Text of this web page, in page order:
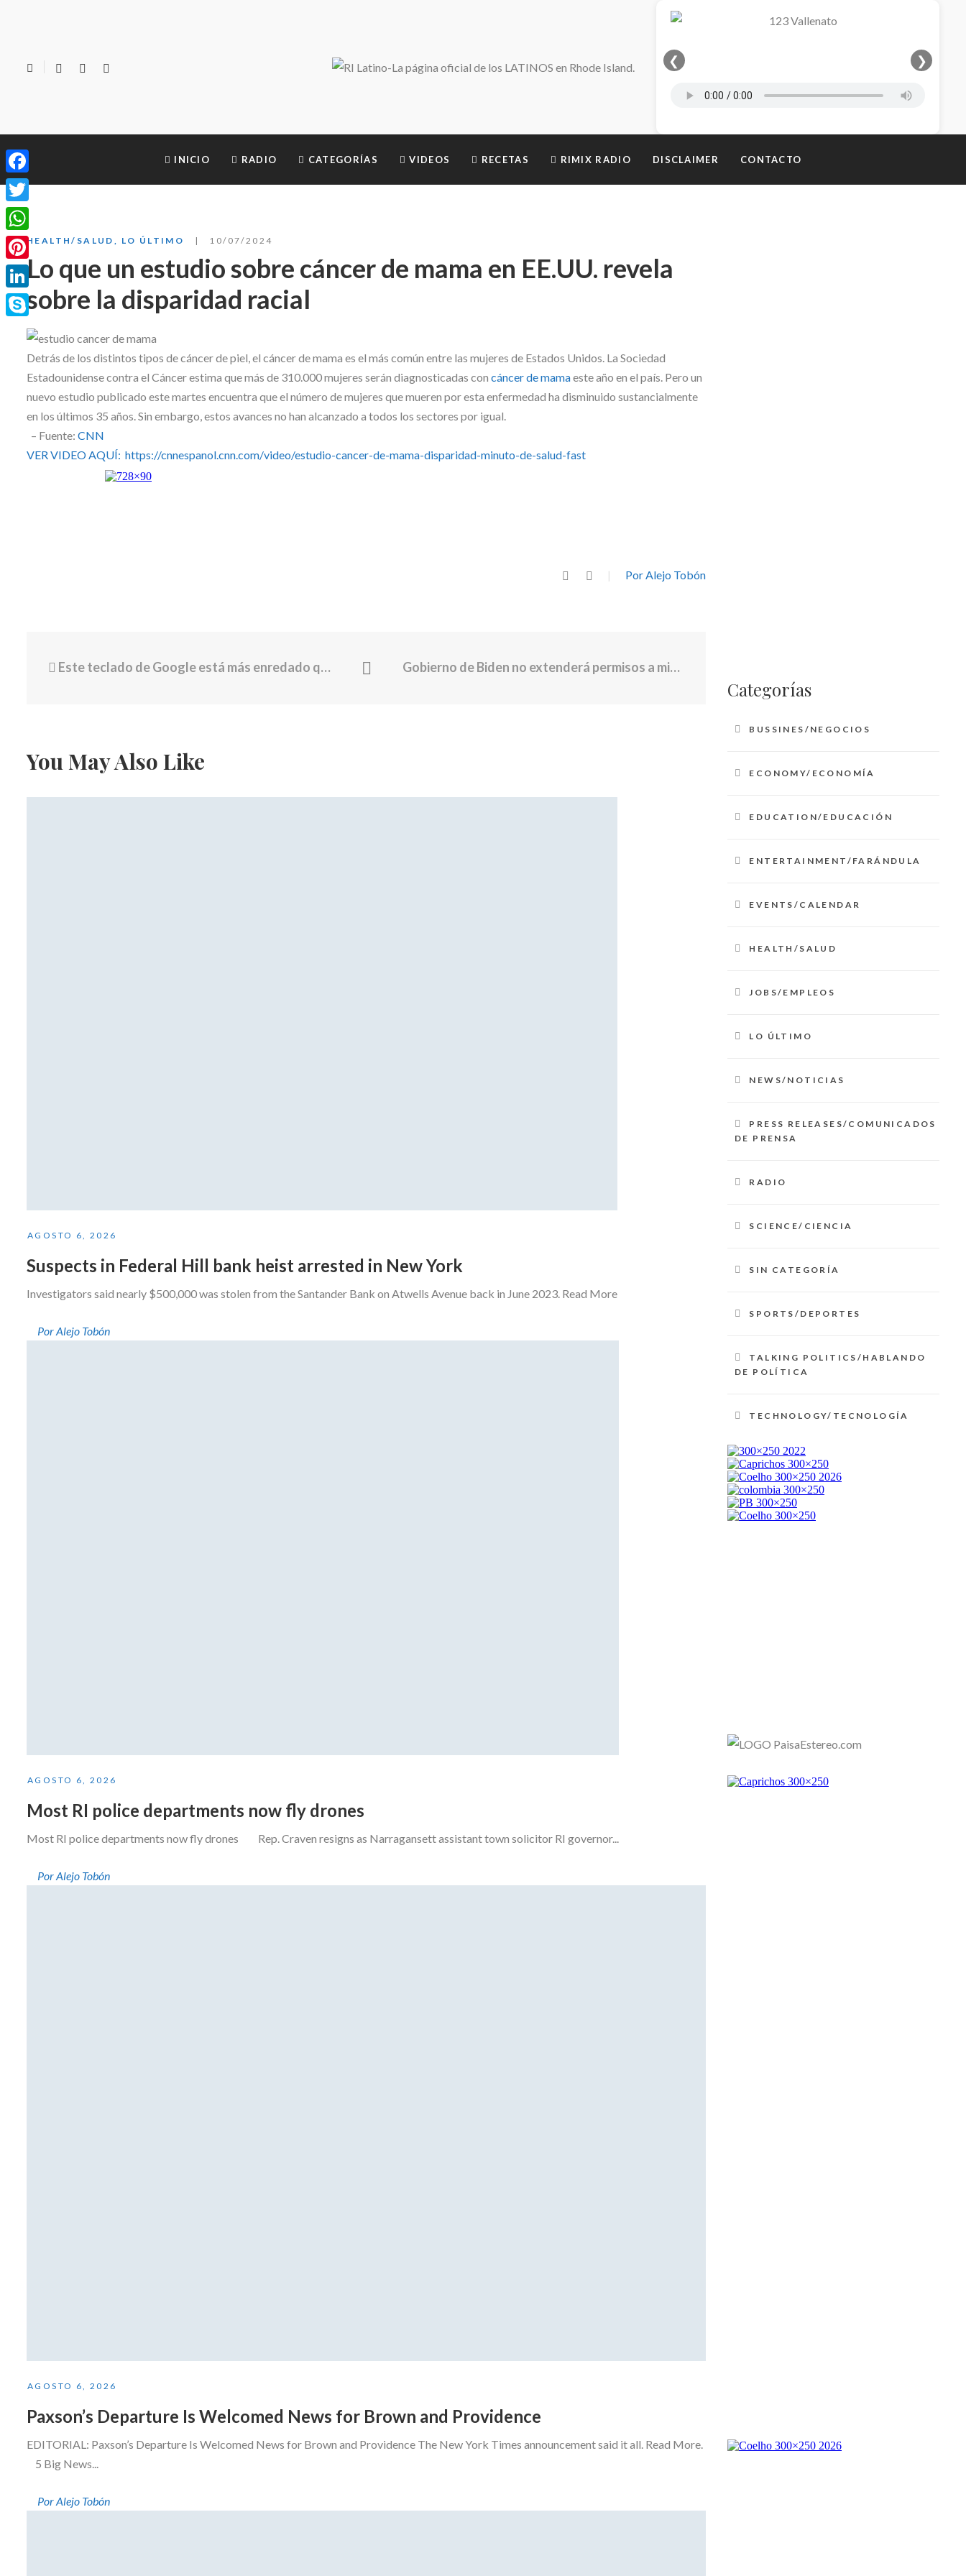
❮ ❯
INICIO RADIO CATEGORÍAS VIDEOS RECETAS RIMIX RADIO DISCLAIMER CONTACTO
HEALTH/SALUD LO ÚLTIMO 10/07/2024
Lo que un estudio sobre cáncer de mama en EE.UU. revela
sobre la disparidad racial
Detrás de los distintos tipos de cáncer de piel, el cáncer de mama es el más común entre las mujeres de Estados Unidos. La Sociedad
Estadounidense contra el Cáncer estima que más de 310.000 mujeres serán diagnosticadas con cáncer de mamaeste año en el país. Pero un
nuevo estudio publicado este martes encuentra que el número de mujeres que mueren por esta enfermedad ha disminuido sustancialmente
en los últimos 35 años. Sin embargo, estos avances no han alcanzado a todos los sectores por igual.
– Fuente: CNN
VER VIDEO AQUÍ: https://cnnespanol.cnn.com/video/estudio-cancer-de-mama-disparidad-minuto-de-salud-fast
Por Alejo Tobón
Este teclado de Google está más enredado que un bulto de anzuelos Gobierno de Biden no extenderá permisos a migrantes de estos países
You May Also Like
AGOSTO 6, 2026
Suspects in Federal Hill bank heist arrested in New York
Investigators said nearly $500,000 was stolen from the Santander Bank on Atwells Avenue back in June 2023. Read More
Por Alejo Tobón
AGOSTO 6, 2026
Most RI police departments now fly drones
Most RI police departments now fly drones Rep. Craven resigns as Narragansett assistant town solicitor RI governor...
Por Alejo Tobón
AGOSTO 6, 2026
Paxson’s Departure Is Welcomed News for Brown and Providence
EDITORIAL: Paxson’s Departure Is Welcomed News for Brown and Providence The New York Times announcement said it all. Read More.
5 Big News...
Por Alejo Tobón
Categorías
BUSSINES/NEGOCIOS
ECONOMY/ECONOMÍA
EDUCATION/EDUCACIÓN
ENTERTAINMENT/FARÁNDULA
EVENTS/CALENDAR
HEALTH/SALUD
JOBS/EMPLEOS
LO ÚLTIMO
NEWS/NOTICIAS
PRESS RELEASES/COMUNICADOS
DE PRENSA
RADIO
SCIENCE/CIENCIA
SIN CATEGORÍA
SPORTS/DEPORTES
TALKING POLITICS/HABLANDO
DE POLÍTICA
TECHNOLOGY/TECNOLOGÍA
Facebook
Twitter
WhatsApp
Pinterest
LinkedIn
Skype